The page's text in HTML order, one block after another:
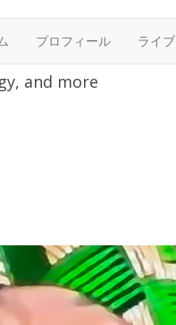
プロフィール ライブ
and more